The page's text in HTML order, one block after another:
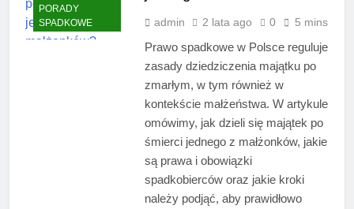
PORADY
SPADKOWE
admin 2 lata ago 0 5 mins
Prawo spadkowe w Polsce reguluje
zasady dziedziczenia majątku po
zmarłym, w tym również w
kontekście małżeństwa. W artykule
omówimy, jak dzieli się majątek po
śmierci jednego z małżonków, jakie
są prawa i obowiązki
spadkobierców oraz jakie kroki
należy podjąć, aby prawidłowo